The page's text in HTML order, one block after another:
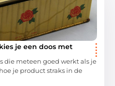
je een doos met
die meteen goed werkt als je
je product straks in de